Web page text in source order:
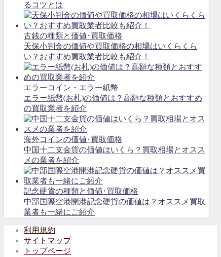
るコツとは
古銭の種類と価値･買取価格
天保小判金の価値や買取価格の相場はいくらくら
い？おすすめ買取業者比較も紹介！
エラーコイン・エラー紙幣
エラー紙幣(お札)の価値は？高額な種類とおすすめ
の買取業者を紹介
海外コインの価値･買取価格
中国十二支金貨の価値はいくら？買取相場とオスス
メの業者を紹介
記念硬貨の種類と価値･買取価格
中部国際空港開港記念硬貨の価値は？オススメ買取
業者も一緒にご紹介
利用規約
サイトマップ
トップページ